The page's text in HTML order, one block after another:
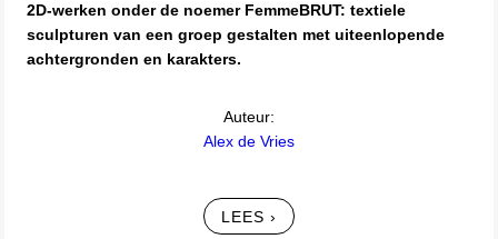
2D-werken onder de noemer FemmeBRUT: textiele
sculpturen van een groep gestalten met uiteenlopende
achtergronden en karakters.
Auteur:
Alex de Vries
LEES ›